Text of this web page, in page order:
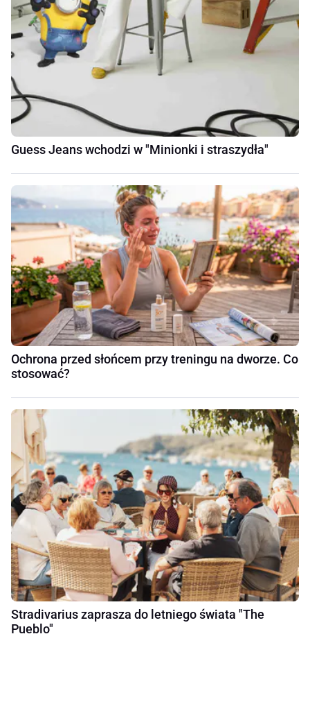
Guess Jeans wchodzi w "Minionki i straszydła"
Ochrona przed słońcem przy treningu na dworze. Co
stosować?
Stradivarius zaprasza do letniego świata "The
Pueblo"